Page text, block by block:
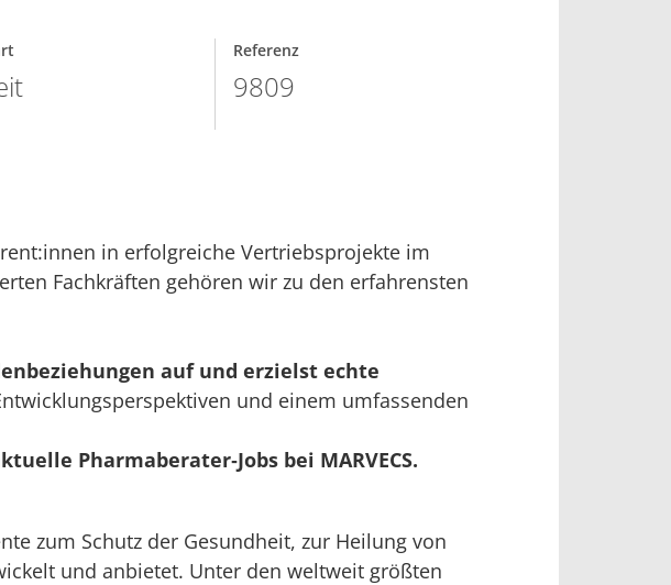
Referenz
9809
in erfolgreiche Vertriebsprojekte im
Fachkräften gehören wir zu den erfahrensten
auf und erzielst echte
und einem umfassenden
Pharmaberater‑Jobs bei MARVECS.
zum Schutz der Gesundheit, zur Heilung von
und anbietet. Unter den weltweit größten